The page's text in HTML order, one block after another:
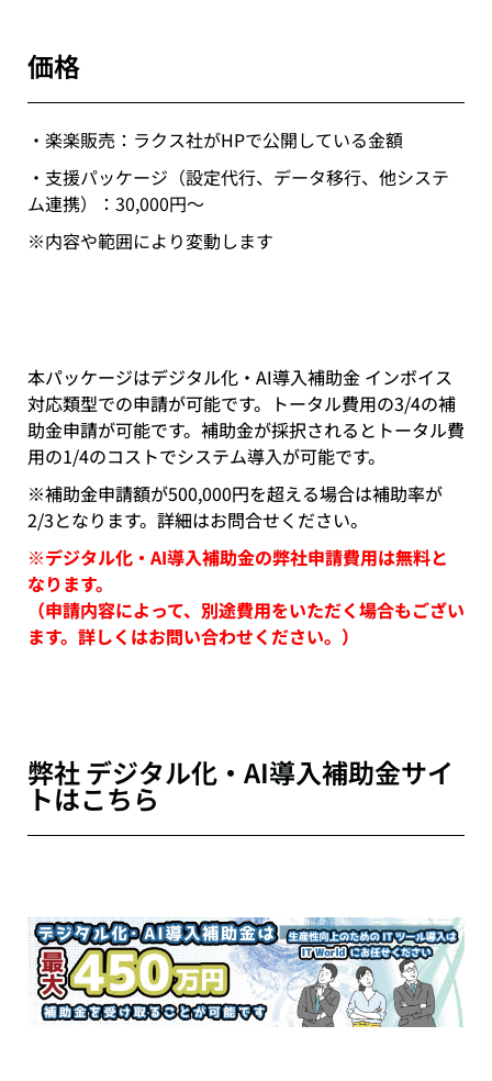
価格
・楽楽販売：ラクス社がHPで公開している金額
・支援パッケージ（設定代行、データ移行、他システ
ム連携）：30,000円～
※内容や範囲により変動します
本パッケージはデジタル化・AI導入補助金 インボイス
対応類型での申請が可能です。トータル費用の3/4の補
助金申請が可能です。補助金が採択されるとトータル費
用の1/4のコストでシステム導入が可能です。
※補助金申請額が500,000円を超える場合は補助率が
2/3となります。詳細はお問合せください。
※デジタル化・AI導入補助金の弊社申請費用は無料と
なります。
（申請内容によって、別途費用をいただく場合もござい
ます。詳しくはお問い合わせください。）
弊社 デジタル化・AI導入補助金サイ
トはこちら